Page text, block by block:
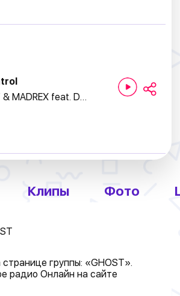
GHOST & MADREX feat. Daina
Клипы Фото
группы: «GHOST».
радио Онлайн на сайте